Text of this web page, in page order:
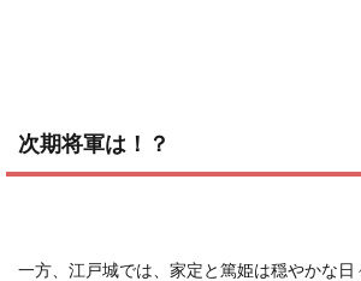
次期将軍は！？
一方、江戸城では、家定と篤姫は穏やかな日